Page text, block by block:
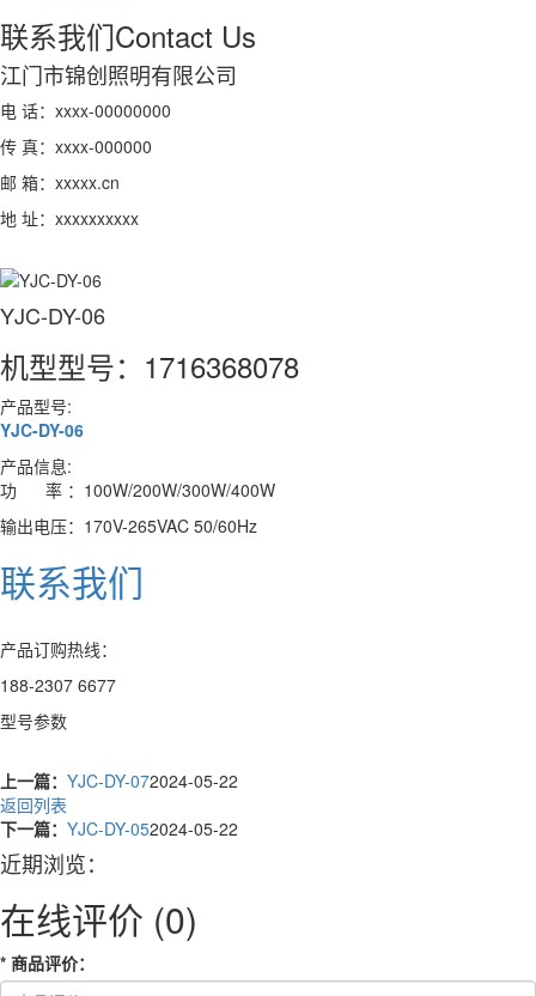
联系我们Contact Us
江门市锦创照明有限公司
电 话：xxxx-00000000
传 真：xxxx-000000
邮 箱：xxxxx.cn
地 址：xxxxxxxxxx
YJC-DY-06
机型型号：1716368078
产品型号:
YJC-DY-06
产品信息:
功 率 ：100W/200W/300W/400W
输出电压：170V-265VAC 50/60Hz
联系我们
产品订购热线：
188-2307 6677
型号参数
上一篇： YJC-DY-072024-05-22
返回列表
下一篇： YJC-DY-052024-05-22
近期浏览：
在线评价 (0)
* 商品评价：